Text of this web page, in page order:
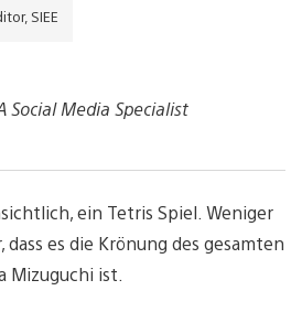
SIEE
Social Media Specialist
ein Tetris Spiel. Weniger
es die Krönung des gesamten
Mizuguchi ist.